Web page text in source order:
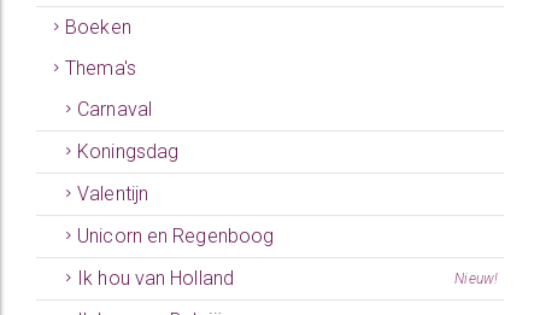
Boeken
Thema's
Carnaval
Koningsdag
Valentijn
Unicorn en Regenboog
Ik hou van Holland
Nieuw!